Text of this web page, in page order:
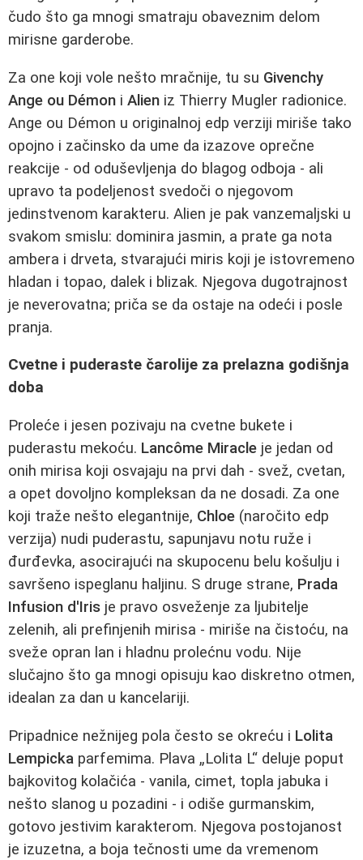
čudo što ga mnogi smatraju obaveznim delom
mirisne garderobe.
Za one koji vole nešto mračnije, tu su Givenchy
Ange ou Démon i Alien iz Thierry Mugler radionice.
Ange ou Démon u originalnoj edp verziji miriše tako
opojno i začinsko da ume da izazove oprečne
reakcije - od oduševljenja do blagog odboja - ali
upravo ta podeljenost svedoči o njegovom
jedinstvenom karakteru. Alien je pak vanzemaljski u
svakom smislu: dominira jasmin, a prate ga nota
ambera i drveta, stvarajući miris koji je istovremeno
hladan i topao, dalek i blizak. Njegova dugotrajnost
je neverovatna; priča se da ostaje na odeći i posle
pranja.
Cvetne i puderaste čarolije za prelazna godišnja
doba
Proleće i jesen pozivaju na cvetne bukete i
puderastu mekoću. Lancôme Miracle je jedan od
onih mirisa koji osvajaju na prvi dah - svež, cvetan,
a opet dovoljno kompleksan da ne dosadi. Za one
koji traže nešto elegantnije, Chloe (naročito edp
verzija) nudi puderastu, sapunjavu notu ruže i
đurđevka, asocirajući na skupocenu belu košulju i
savršeno ispeglanu haljinu. S druge strane, Prada
Infusion d'Iris je pravo osveženje za ljubitelje
zelenih, ali prefinjenih mirisa - miriše na čistoću, na
sveže opran lan i hladnu prolećnu vodu. Nije
slučajno što ga mnogi opisuju kao diskretno otmen,
idealan za dan u kancelariji.
Pripadnice nežnijeg pola često se okreću i Lolita
Lempicka parfemima. Plava „Lolita L“ deluje poput
bajkovitog kolačića - vanila, cimet, topla jabuka i
nešto slanog u pozadini - i odiše gurmanskim,
gotovo jestivim karakterom. Njegova postojanost
je izuzetna, a boja tečnosti ume da vremenom